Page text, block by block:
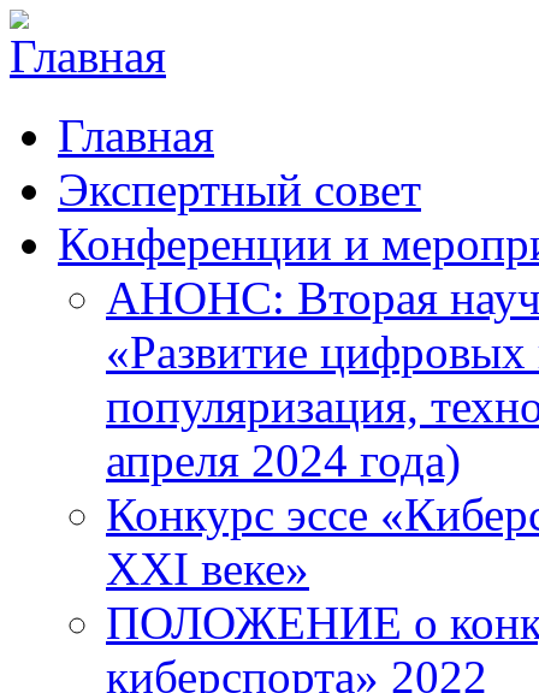
Главная
Экспертный совет
Конференции и
АНОНС: Вторая
«Развитие цифровых
популяризация,
апреля 2024 года)
Конкурс эссе
XXI веке»
ПОЛОЖЕНИЕ о
киберспорта» 2022